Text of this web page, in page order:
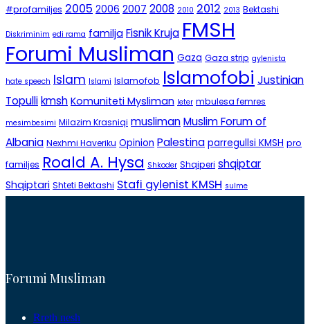
#profamiljes 2005 2006 2007 2008 2010 2012 2013 Bektashi
Diskriminim edi rama familja Fisnik Kruja FMSH
Forumi Musliman Gaza Gaza strip gylenista
hate speech Islam Islami Islamofob Islamofobi Justinian
Topullikmsh Komuniteti Mysliman leter mbulesa femres
mesimbesimi Milazim Krasniqi muslimanMuslim Forum of
Albania Nexhmi Haveriku Opinion Palestina parregullsi KMSH pro
familjes Roald A. Hysa Shkoder Shqiperi shqiptar
Shqiptari Shteti Bektashi Stafi gylenist KMSH sulme
Forumi Musliman
Rreth nesh